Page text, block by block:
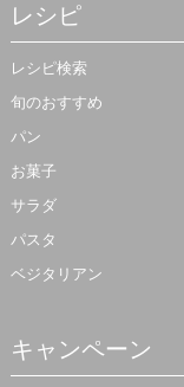
レシピ
レシピ検索
旬のおすすめ
パン
お菓子
サラダ
パスタ
ベジタリアン
キャンペーン